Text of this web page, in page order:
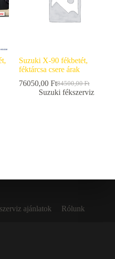
Suzuki X-90 fékbetét,
féktárcsa csere árak
84500,00Ft
76050,00 Ft
Suzuki fékszerviz
ajánlatok
Rólunk